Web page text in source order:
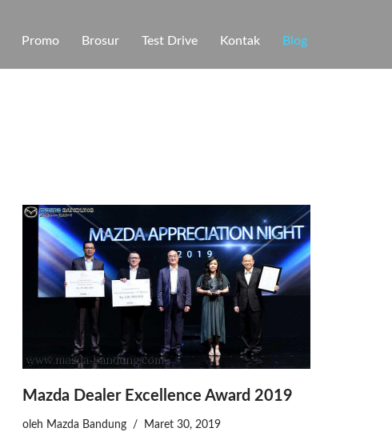
Promo Brosur Test Drive Kontak Blog
Mazda Dealer Excellence Award 2019
oleh Mazda Bandung Maret 30, 2019